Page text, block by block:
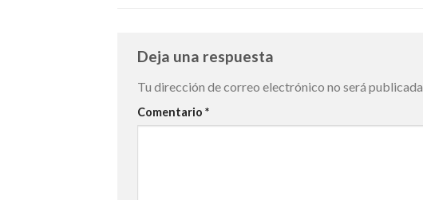
Deja una respuesta
Tu dirección de correo electrónico no será publicada.
Comentario *